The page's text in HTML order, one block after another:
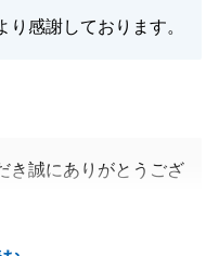
感謝しております。
き誠にありがとうござ